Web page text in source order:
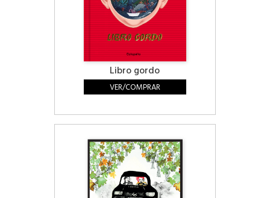
Libro gordo
VER/COMPRAR